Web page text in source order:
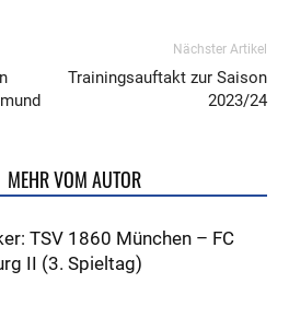
Nächster Artikel
Trainingsauftakt zur Saison
2023/24
MEHR VOM AUTOR
TSV 1860 München – FC
II (3. Spieltag)